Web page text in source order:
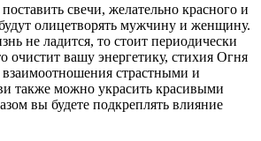
свечи, желательно красного и
олицетворять мужчину и женщину.
не ладится, то стоит периодически
очистит вашу энергетику, стихия Огня
страстными и
также можно украсить красивыми
вы будете подкреплять влияние